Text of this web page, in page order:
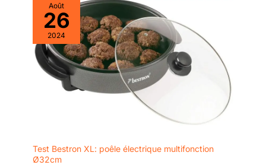
offrir ! Contrairement aux autres
modèles du marché, cet
appareil est livré avec un
magnifique livre de recettes
imprimé en couleur et en
plusieurs langues (dont le
français) pour ne jamais
manquer d'inspiration. Le pack
comprend également : 1x verre
doseur, 1x cuillère à riz, 1x cuve
d'alimentation de 1m. Garantie 2
Août
26
2024
Test Bestron XL: poêle électrique multifonction
Ø32cm